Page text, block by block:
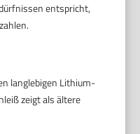
entspricht,
langlebigen Lithium-
zeigt als ältere